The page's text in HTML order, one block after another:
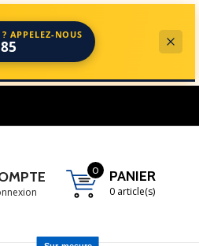
APPELEZ-NOUS
PANIER
0 article(s)
0